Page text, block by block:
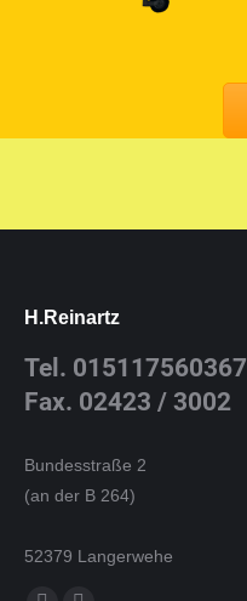
H.Reinartz
Tel. 015117560367
Fax. 02423 / 3002
Bundesstraße 2
(an der B 264)
52379 Langerwehe